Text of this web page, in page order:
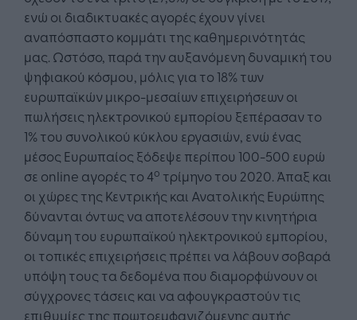
ενώ οι διαδικτυακές αγορές έχουν γίνει
αναπόσπαστο κομμάτι της καθημερινότητάς
μας. Ωστόσο, παρά την αυξανόμενη δυναμική του
ψηφιακού κόσμου, μόλις για το 18% των
ευρωπαϊκών μικρο-μεσαίων επιχειρήσεων οι
πωλήσεις ηλεκτρονικού εμπορίου ξεπέρασαν το
1% του συνολικού κύκλου εργασιών, ενώ ένας
μέσος Ευρωπαίος ξόδεψε περίπου 100-500 ευρώ
σε online αγορές το 4ο τρίμηνο του 2020. Άπαξ και
οι χώρες της Κεντρικής και Ανατολικής Ευρώπης
δύνανται όντως να αποτελέσουν την κινητήρια
δύναμη του ευρωπαϊκού ηλεκτρονικού εμπορίου,
οι τοπικές επιχειρήσεις πρέπει να λάβουν σοβαρά
υπόψη τους τα δεδομένα που διαμορφώνουν οι
σύγχρονες τάσεις και να αφουγκραστούν τις
επιθυμίες της πρωτοεμφανιζόμενης αυτής